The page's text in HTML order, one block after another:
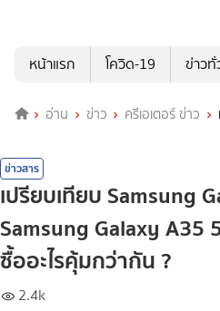
หน้าแรก
โควิด-19 ข่าวทั่
อ่าน ข่าว ครีเอเตอร์ ข่าว
A36 5G และ Samsung Galaxy A35
ข่าวสาร
เปรียบเทียบ Samsung
Samsung Galaxy A35
ซื้ออะไรคุ้มกว่ากัน ?
2.4k